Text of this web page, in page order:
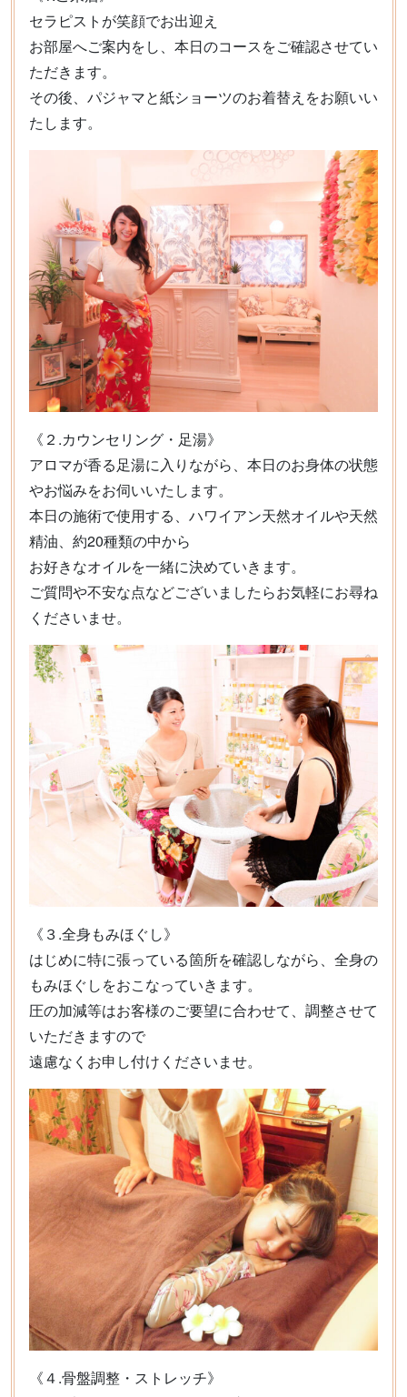
セラピストが笑顔でお出迎え
お部屋へご案内をし、本日のコースをご確認させてい
ただきます。
その後、パジャマと紙ショーツのお着替えをお願いい
たします。
《２.カウンセリング・足湯》
アロマが香る足湯に入りながら、本日のお身体の状態
やお悩みをお伺いいたします。
本日の施術で使用する、ハワイアン天然オイルや天然
精油、約20種類の中から
お好きなオイルを一緒に決めていきます。
ご質問や不安な点などございましたらお気軽にお尋ね
くださいませ。
《３.全身もみほぐし》
はじめに特に張っている箇所を確認しながら、全身の
もみほぐしをおこなっていきます。
圧の加減等はお客様のご要望に合わせて、調整させて
いただきますので
遠慮なくお申し付けくださいませ。
《４.骨盤調整・ストレッチ》